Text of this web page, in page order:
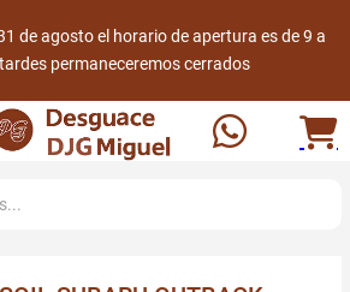
de agosto el horario de apertura es de 9 a
permaneceremos cerrados